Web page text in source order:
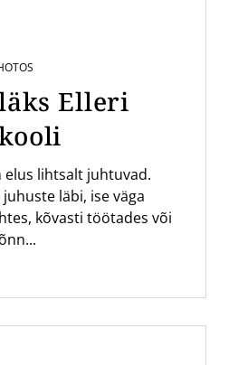
Elleri
elus lihtsalt juhtuvad.
läbi, ise väga
kõvasti töötades või